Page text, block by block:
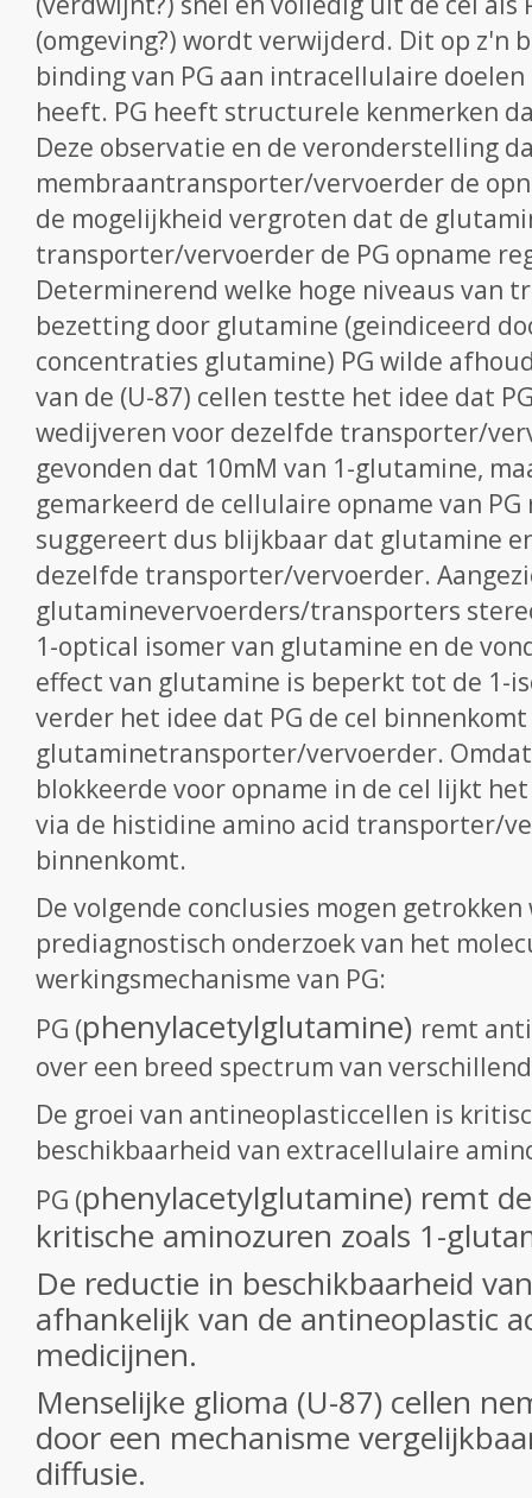
(omgeving?) wordt verwijderd. Dit op z'n
binding van PG aan intracellulaire
heeft. PG heeft structurele kenmerken
Deze observatie en de veronderstelling
membraantransporter/vervoerder de
de mogelijkheid vergroten dat de
transporter/vervoerder de PG opname
Determinerend welke hoge niveaus van
bezetting door glutamine (geindiceerd
concentraties glutamine) PG wilde
van de (U-87) cellen testte het idee dat
wedijveren voor dezelfde transporter/
gevonden dat 10mM van 1-glutamine,
gemarkeerd de cellulaire opname van
suggereert dus blijkbaar dat glutamine
dezelfde transporter/vervoerder.
glutaminevervoerders/transporters
1-optical isomer van glutamine en de
effect van glutamine is beperkt tot de 1-
verder het idee dat PG de cel
glutaminetransporter/vervoerder.
blokkeerde voor opname in de cel lijkt
via de histidine amino acid transporter/
binnenkomt.
De volgende conclusies mogen
prediagnostisch onderzoek van het
werkingsmechanisme van PG:
PG (phenylacetylglutamine) remt
over een breed spectrum van
De groei van antineoplasticcellen is
beschikbaarheid van extracellulaire
PG (phenylacetylglutamine) remt
kritische aminozuren zoals 1-
De reductie in beschikbaarheid
afhankelijk van de antineoplastic
medicijnen.
Menselijke glioma (U-87) cellen
door een mechanisme
diffusie.